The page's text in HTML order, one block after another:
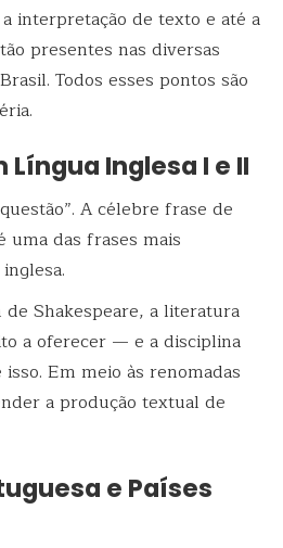
interpretação de texto e até a
presentes nas diversas
Todos esses pontos são
Inglesa I e II
A célebre frase de
uma das frases mais
Shakespeare, a literatura
a oferecer — e a disciplina
Em meio às renomadas
a produção textual de
e Países